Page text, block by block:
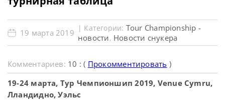
19 марта 2019 | Категории: Tour Championship -
новости, Новости снукера
Комментариев: 10 : ( Прокомментировать )
19-24 марта, Тур Чемпионшип 2019, Venue Cymru,
Лландидно, Уэльс